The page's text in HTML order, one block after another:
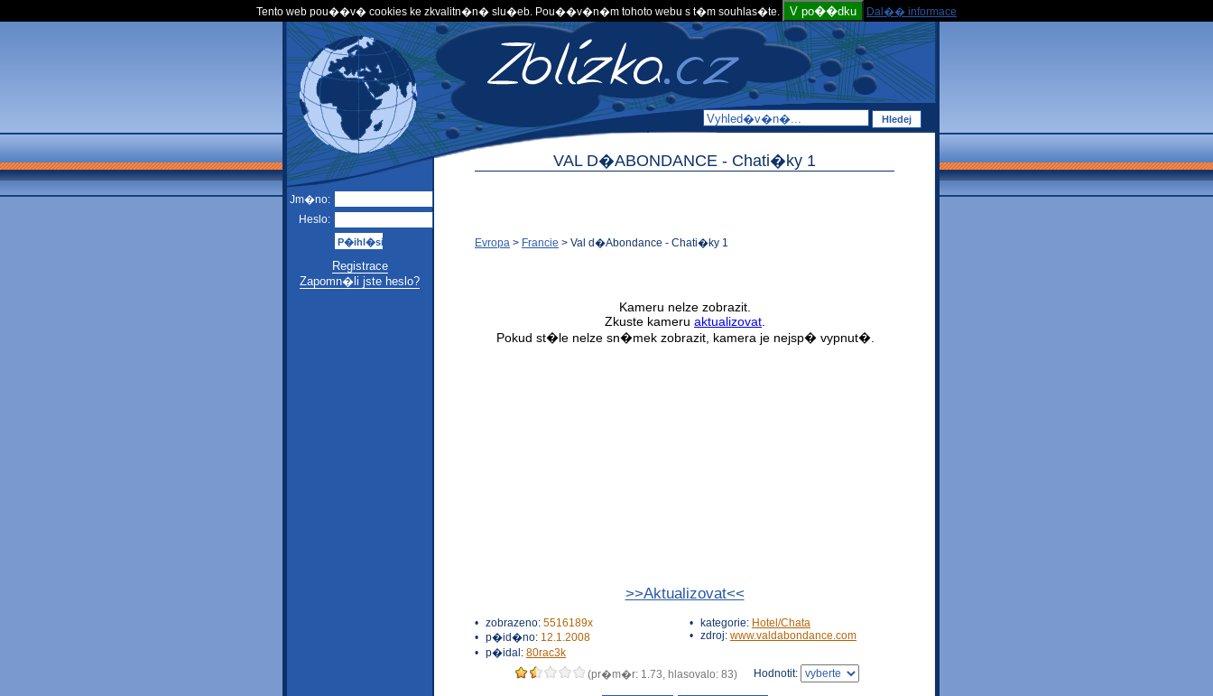
Tento web pou��v� cookies ke zkvalitn�n� slu�eb. Pou��v�n�m tohoto webu s t�m souhlas�te. V po��dku Dal�� informace
Jm�no:
Heslo:
Registrace
Zapomn�li jste heslo?
VAL D�ABONDANCE - Chati�ky 1
Evropa > Francie > Val d�Abondance - Chati�ky 1
>>Aktualizovat<<
• zobrazeno: 5516189x
• p�id�no: 12.1.2008
• p�idal: 80rac3k
• kategorie: Hotel/Chata
• zdroj: www.valdabondance.com
(pr�m�r: 1.73, hlasovalo: 83) Hodnotit: